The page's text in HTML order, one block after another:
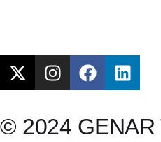
© 2024 GENAR